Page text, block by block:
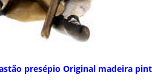
presépio Original madeira